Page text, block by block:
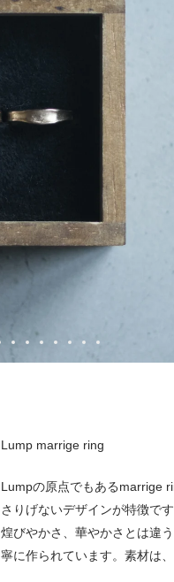
Lump marrige ring
Lumpの原点でもあるmarrige
さりげないデザインが特徴です
煌びやかさ、華やかさとは違
寧に作られています。素材は